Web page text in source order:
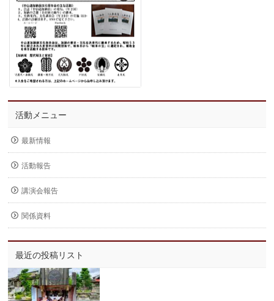
活動メニュー
最新情報
活動報告
講演会報告
関係資料
最近の投稿リスト